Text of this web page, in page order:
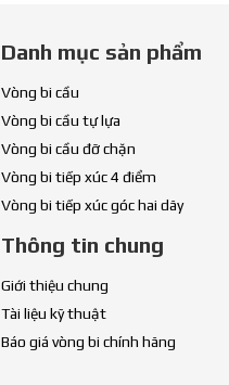
Danh mục sản phẩm
Vòng bi cầu
Vòng bi cầu tự lựa
Vòng bi cầu đỡ chặn
Vòng bi tiếp xúc 4 điểm
Vòng bi tiếp xúc góc hai dãy
Thông tin chung
Giới thiệu chung
Tài liệu kỹ thuật
Báo giá vòng bi chính hãng